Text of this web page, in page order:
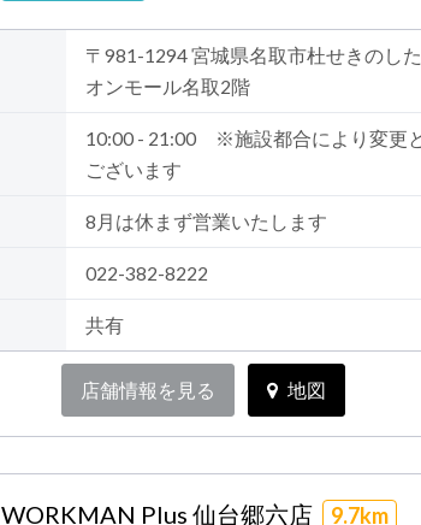
〒981-1294 宮城県名取市杜せきのし
オンモール名取2階
10:00 - 21:00 ※施設都合により変更
ございます
8月は休まず営業いたします
022-382-8222
共有
店舗情報を見る 地図
WORKMAN Plus 仙台郷六店 9.7km